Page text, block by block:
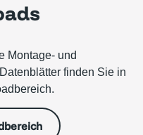
Montage- und
finden Sie in